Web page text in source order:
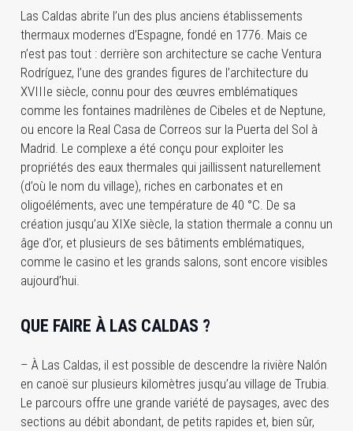
Las Caldas abrite l’un des plus anciens établissements
thermaux modernes d’Espagne, fondé en 1776. Mais ce
n’est pas tout : derrière son architecture se cache Ventura
Rodríguez, l’une des grandes figures de l’architecture du
XVIIIe siècle, connu pour des œuvres emblématiques
comme les fontaines madrilènes de Cibeles et de Neptune,
ou encore la Real Casa de Correos sur la Puerta del Sol à
Madrid. Le complexe a été conçu pour exploiter les
propriétés des eaux thermales qui jaillissent naturellement
(d’où le nom du village), riches en carbonates et en
oligoéléments, avec une température de 40 °C. De sa
création jusqu’au XIXe siècle, la station thermale a connu un
âge d’or, et plusieurs de ses bâtiments emblématiques,
comme le casino et les grands salons, sont encore visibles
aujourd’hui.
QUE FAIRE À LAS CALDAS ?
– À Las Caldas, il est possible de descendre la rivière Nalón
en canoë sur plusieurs kilomètres jusqu’au village de Trubia.
Le parcours offre une grande variété de paysages, avec des
sections au débit abondant, de petits rapides et, bien sûr,